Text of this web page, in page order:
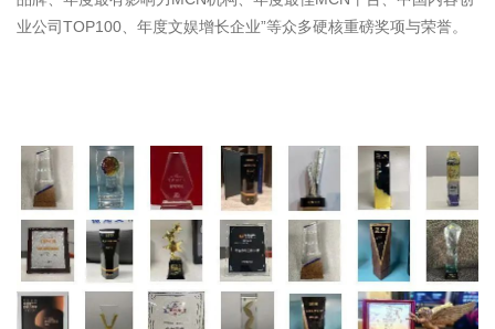
业公司TOP100、年度文娱增长企业”等众多硬核重磅奖项与荣誉。